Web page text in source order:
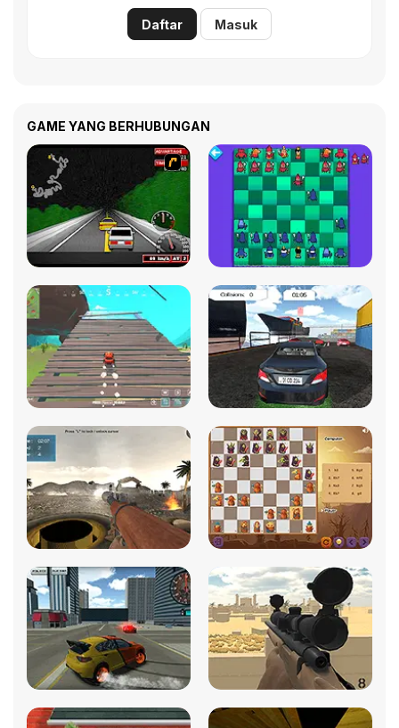
Daftar Masuk
GAME YANG BERHUBUNGAN